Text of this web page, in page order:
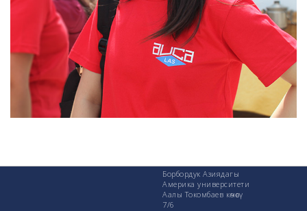
Борбордук Азиядагы
Америка университети
Аалы Токомбаев көчөсү
7/6